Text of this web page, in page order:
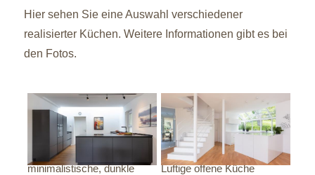
Hier sehen Sie eine Auswahl verschiedener
realisierter Küchen. Weitere Informationen gibt es bei
den Fotos.
minimalistische, dunkle
Luftige offene Küche